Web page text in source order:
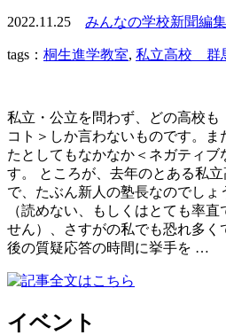
2022.11.25 みんなの学校新聞編
tags： 桐生進学教室, 私立高校 群
私立・公立を問わず、どの高校も
コト＞しか言わないものです。ま
たとしてもなかなか＜ネガティ
す。 ところが、去年のとある私立
で、たぶん新人の塾長なのでしょ
（読めない、もしくはとても率
せん）、さすがの私でも恐れ多
後の質疑応答の時間に挙手を …
イベント